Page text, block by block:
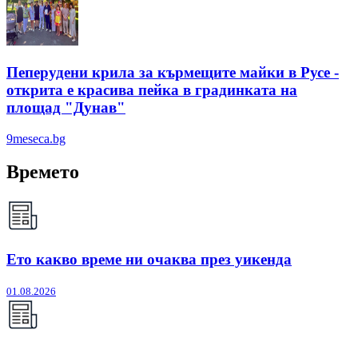
Пеперудени крила за кърмещите майки в Русе -
открита е красива пейка в градинката на
площад "Дунав"
9meseca.bg
Времето
Ето какво време ни очаква през уикенда
01.08.2026